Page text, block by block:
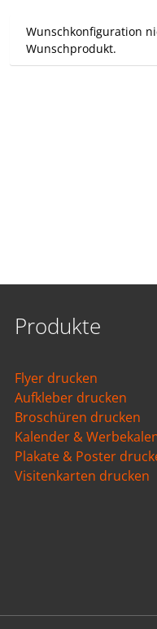
Wunschkonfiguration
Wunschprodukt.
Produkte
Flyer drucken
Aufkleber drucken
Broschüren drucken
Kalender &
Plakate & Poster
Visitenkarten drucken